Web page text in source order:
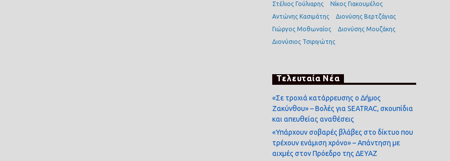
Στέλιος Γούλιαρης
Νίκος Γιακουμέλος
Αντώνης Κασιμάτης
Διονύσης Βερτζάγιας
Γιώργος Μοθωναίος
Διονύσης Μουζάκης
Διονύσιος Τσιριγώτης
Τελευταία Νέα
«Σε τροχιά κατάρρευσης ο Δήμος
Ζακύνθου» – Βολές για SEATRAC, σκουπίδια
και απευθείας αναθέσεις
«Υπάρχουν σοβαρές βλάβες στο δίκτυο που
τρέχουν ενάμιση χρόνο» – Απάντηση με
αιχμές στον Πρόεδρο της ΔΕΥΑΖ